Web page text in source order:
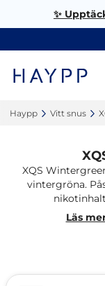
✨
Haypp‎ Vitt snus‎
XQS
vintergröna.
Läs